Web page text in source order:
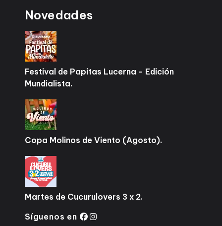
Novedades
Festival de Papitas Lucerna - Edición
Mundialista.
Copa Molinos de Viento (Agosto).
Martes de Cucurulovers 3 x 2.
Síguenos en